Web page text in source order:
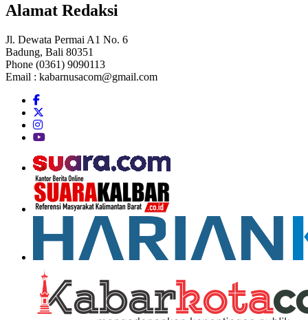
Alamat Redaksi
Jl. Dewata Permai A1 No. 6
Badung, Bali 80351
Phone (0361) 9090113
Email : kabarnusacom@gmail.com